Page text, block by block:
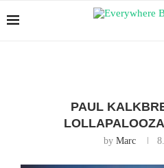
PAUL
by Marc